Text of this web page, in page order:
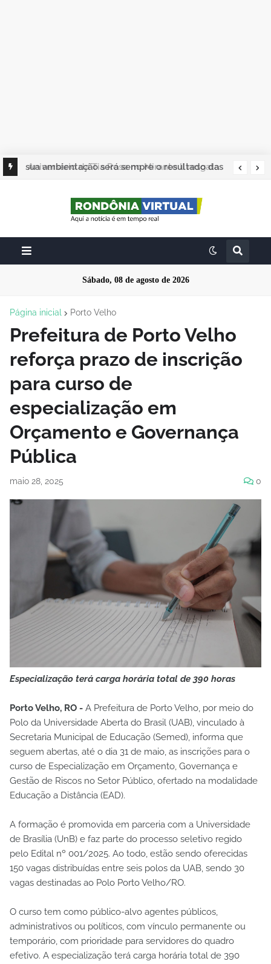
sua ambientação será sempre o resultado das
Sábado, 08 de agosto de 2026
Página inicial Porto Velho
Prefeitura de Porto Velho
reforça prazo de inscrição
para curso de
especialização em
Orçamento e Governança
Pública
maio 28, 2025 0
Especialização terá carga horária total de 390 horas
Porto Velho, RO - A Prefeitura de Porto Velho, por meio do
Polo da Universidade Aberta do Brasil (UAB), vinculado à
Secretaria Municipal de Educação (Semed), informa que
seguem abertas, até o dia 31 de maio, as inscrições para o
curso de Especialização em Orçamento, Governança e
Gestão de Riscos no Setor Público, ofertado na modalidade
Educação a Distância (EAD).
A formação é promovida em parceria com a Universidade
de Brasília (UnB) e faz parte do processo seletivo regido
pelo Edital nº 001/2025. Ao todo, estão sendo oferecidas
150 vagas distribuídas entre seis polos da UAB, sendo 30
vagas destinadas ao Polo Porto Velho/RO.
O curso tem como público-alvo agentes públicos,
administrativos ou políticos, com vínculo permanente ou
temporário, com prioridade para servidores do quadro
efetivo. A especialização terá carga horária total de 390